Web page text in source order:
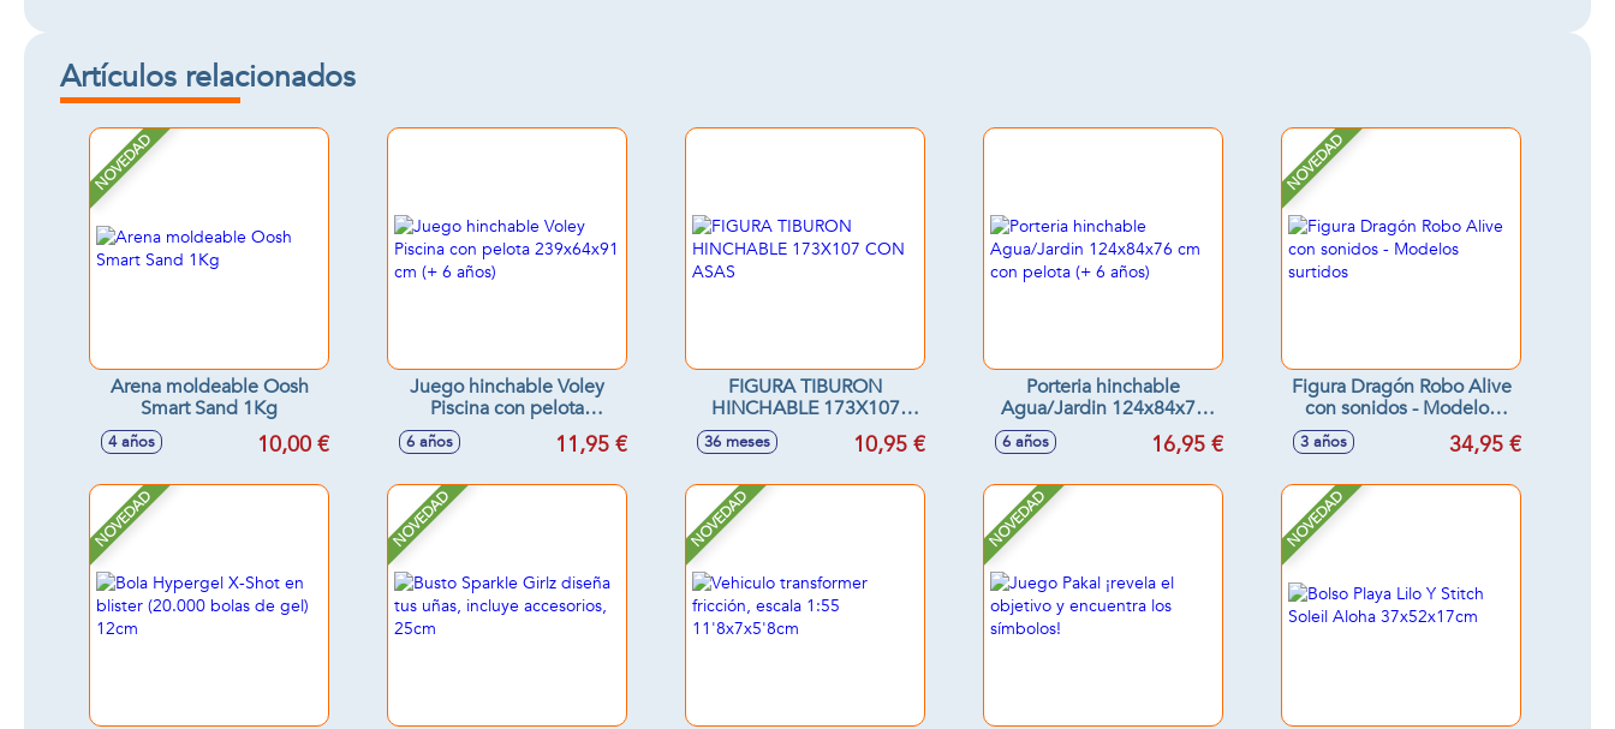
Artículos relacionados
NOVEDAD
Arena moldeable Oosh
Smart Sand 1Kg
4 años 10,00 €
Juego hinchable Voley
Piscina con pelota
239x64x91 cm (+ 6 años)
6 años 11,95 €
FIGURA TIBURON
HINCHABLE 173X107
CON ASAS
36 meses 10,95 €
Porteria hinchable
Agua/Jardin 124x84x76
cm con pelota (+ 6 años)
6 años 16,95 €
NOVEDAD
Figura Dragón Robo Alive
con sonidos - Modelos
3 años 34,95 €
NOVEDAD NOVEDAD NOVEDAD NOVEDAD NOVEDAD